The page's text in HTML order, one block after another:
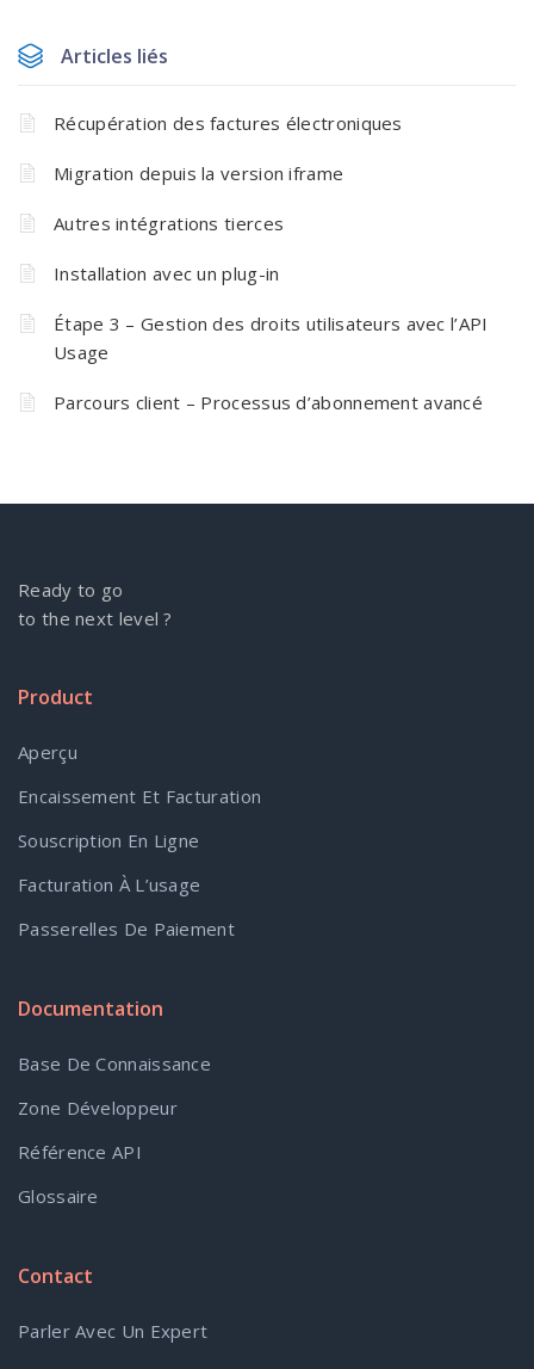
Articles liés
Récupération des factures électroniques
Migration depuis la version iframe
Autres intégrations tierces
Installation avec un plug-in
Étape 3 – Gestion des droits utilisateurs avec l’API
Usage
Parcours client – Processus d’abonnement avancé
Ready to go
to the next level ?
Product
Aperçu
Encaissement Et Facturation
Souscription En Ligne
Facturation À L’usage
Passerelles De Paiement
Documentation
Base De Connaissance
Zone Développeur
Référence API
Glossaire
Contact
Parler Avec Un Expert